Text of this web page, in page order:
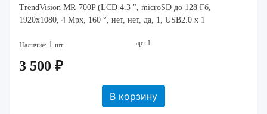
TrendVision MR-700P (LCD 4.3 ", microSD до 128 Гб,
1920x1080, 4 Mpx, 160 °, нет, нет, да, 1, USB2.0 x 1
Наличие: 1 шт. арт:1
3 500 ₽
В корзину